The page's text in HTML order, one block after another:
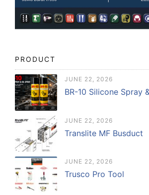
PRODUCT
JUNE 22, 2026
BR-10 Silicone Spray
JUNE 22, 2026
Translite MF Busduct
JUNE 22, 2026
Trusco Pro Tool